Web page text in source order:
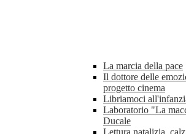
La marcia della pace
Il dottore delle
progetto cinema
Libriamoci
Laboratorio "La
Ducale